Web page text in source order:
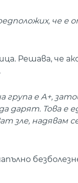
че е
Решава, че
е А+,
дарят. Това е
зле, надявам